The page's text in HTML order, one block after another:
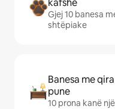
kafshë
Gjej 10 banesa
shtëpiake
Banesa me
pune
10 prona kanë